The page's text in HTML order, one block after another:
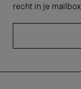
recht in je mailbox